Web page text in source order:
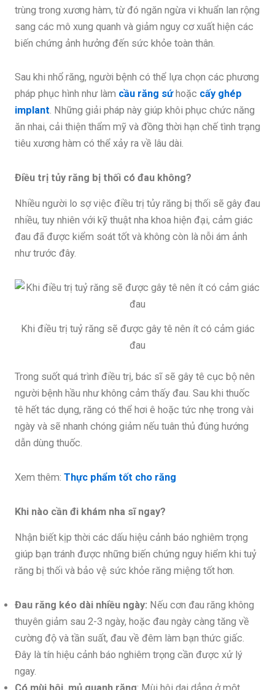
trùng trong xương hàm, từ đó ngăn ngừa vi khuẩn lan rộng
sang các mô xung quanh và giảm nguy cơ xuất hiện các
biến chứng ảnh hưởng đến sức khỏe toàn thân.
Sau khi nhổ răng, người bệnh có thể lựa chọn các phương
pháp phục hình như làm cầu răng sứhoặc cấy ghép
implant. Những giải pháp này giúp khôi phục chức năng
ăn nhai, cải thiện thẩm mỹ và đồng thời hạn chế tình trạng
tiêu xương hàm có thể xảy ra về lâu dài.
Điều trị tủy răng bị thối có đau không?
Nhiều người lo sợ việc điều trị tủy răng bị thối sẽ gây đau
nhiều, tuy nhiên với kỹ thuật nha khoa hiện đại, cảm giác
đau đã được kiểm soát tốt và không còn là nỗi ám ảnh
như trước đây.
Khi điều trị tuỷ răng sẽ được gây tê nên ít có cảm giác
đau
Trong suốt quá trình điều trị, bác sĩ sẽ gây tê cục bộ nên
người bệnh hầu như không cảm thấy đau. Sau khi thuốc
tê hết tác dụng, răng có thể hơi ê hoặc tức nhẹ trong vài
ngày và sẽ nhanh chóng giảm nếu tuân thủ đúng hướng
dẫn dùng thuốc.
Xem thêm: Thực phẩm tốt cho răng
Khi nào cần đi khám nha sĩ ngay?
Nhận biết kịp thời các dấu hiệu cảnh báo nghiêm trọng
giúp bạn tránh được những biến chứng nguy hiểm khi tuỷ
răng bị thối và bảo vệ sức khỏe răng miệng tốt hơn.
Đau răng kéo dài nhiều ngày: Nếu cơn đau răng không
thuyên giảm sau 2-3 ngày, hoặc đau ngày càng tăng về
cường độ và tần suất, đau về đêm làm bạn thức giấc.
Đây là tín hiệu cảnh báo nghiêm trọng cần được xử lý
ngay.
Có mùi hôi, mủ quanh răng: Mùi hôi dai dẳng ở một